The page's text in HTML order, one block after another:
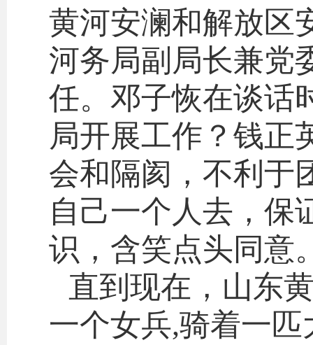
黄河安澜和解放区
河务局副局长兼党
任。邓子恢在谈话
局开展工作？钱正
会和隔阂，不利于
自己一个人去，保
识，含笑点头同意
直到现在，山东
一个女兵,骑着一